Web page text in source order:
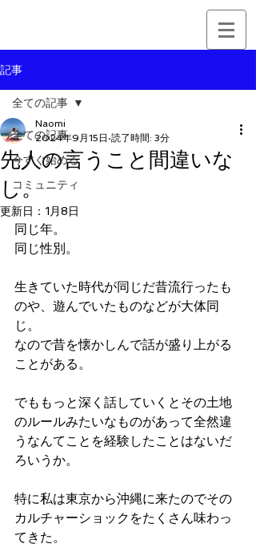
記事
全ての記事
今すぐ始める
コミュニティ
全ての記事
先人の言うこと間違いな
し。
Naomi
2024年9月15日 読了時間: 3分
更新日： 1月8日
同じ年。
同じ性別。
生きていた時代が同じだ昔流行ったも
のや、遊んでいたものなどが大体同
じ。
なので昔を懐かしんで話が盛り上がる
ことがある。
でももっと深く話していくとその土地
のルールみたいなものがあって全然違
うなんてことを経験したことはないだ
ろいうか。
特に私は東京から沖縄に来たのでその
カルチャーショックをたくさん味わっ
てきた。